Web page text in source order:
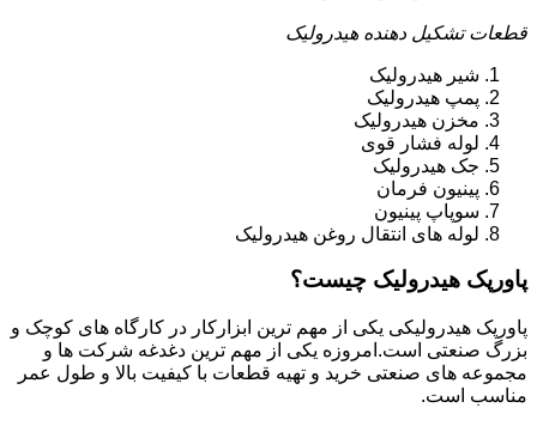
قطعات تشکیل دهنده هیدرولیک
شیر هیدرولیک
پمپ هیدرولیک
مخزن هیدرولیک
لوله فشار قوی
جک هیدرولیک
پینیون فرمان
سوپاپ پینیون
لوله های انتقال روغن هیدرولیک
پاورپک هیدرولیک چیست؟
پاورپک هیدرولیکی یکی از مهم ترین ابزارکار در کارگاه های کوچک و
بزرگ صنعتی است.امروزه یکی از مهم ترین دغدغه شرکت ها و
مجموعه های صنعتی خرید و تهیه قطعات با کیفیت بالا و طول عمر
مناسب است.